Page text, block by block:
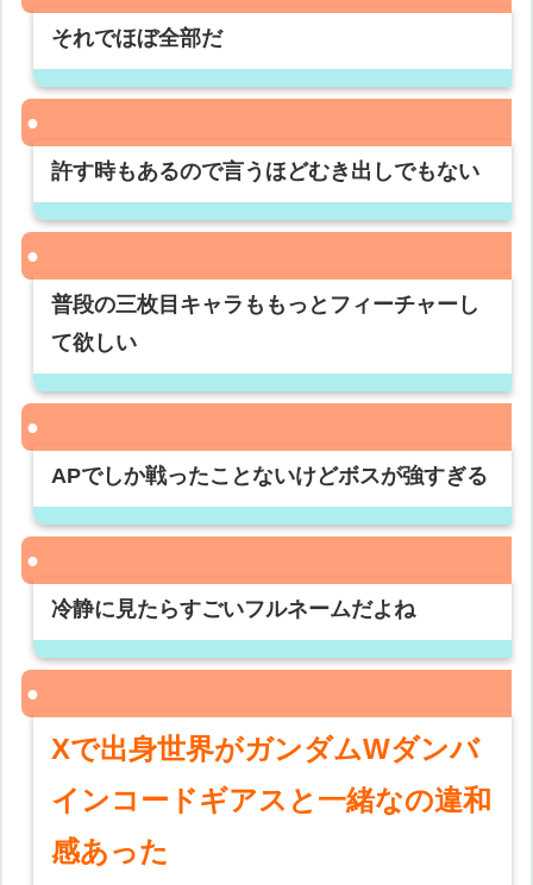
それでほぼ全部だ
許す時もあるので言うほどむき出しでもない
普段の三枚目キャラももっとフィーチャーし
て欲しい
APでしか戦ったことないけどボスが強すぎる
冷静に見たらすごいフルネームだよね
Xで出身世界がガンダムWダンバ
インコードギアスと一緒なの違和
感あった